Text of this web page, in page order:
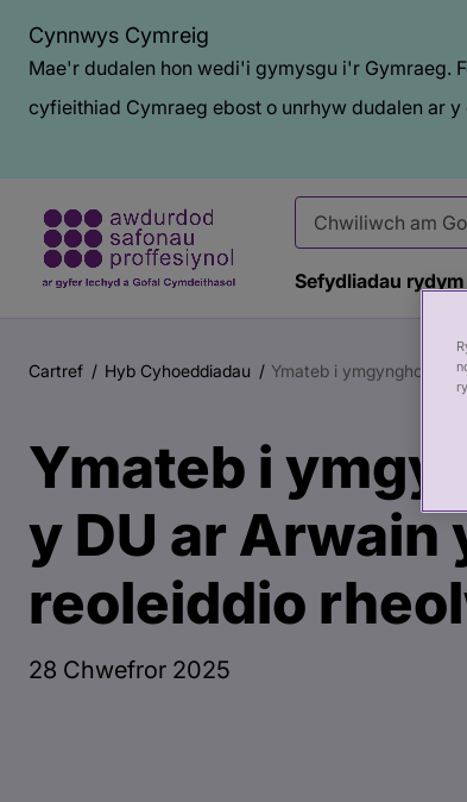
Cynnwys Cymreig
Mae'r dudalen hon wedi'i gymysgu i'r Gymraeg.
cyfieithiad Cymraeg ebost o unrhyw dudalen ar
Sefydliadau
gynnwys
tudalen
Briwsion
Cartref Hyb Cyhoeddiadau Ymateb i ymgynghoriad
Ymateb i
y DU ar Arwain
reoleiddio
28 Chwefror 2025